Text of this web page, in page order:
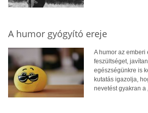
A humor gyógyító ereje
A humor az
feszültséget,
egészségünkre is
kutatás igazolja,
nevetést gyakran a